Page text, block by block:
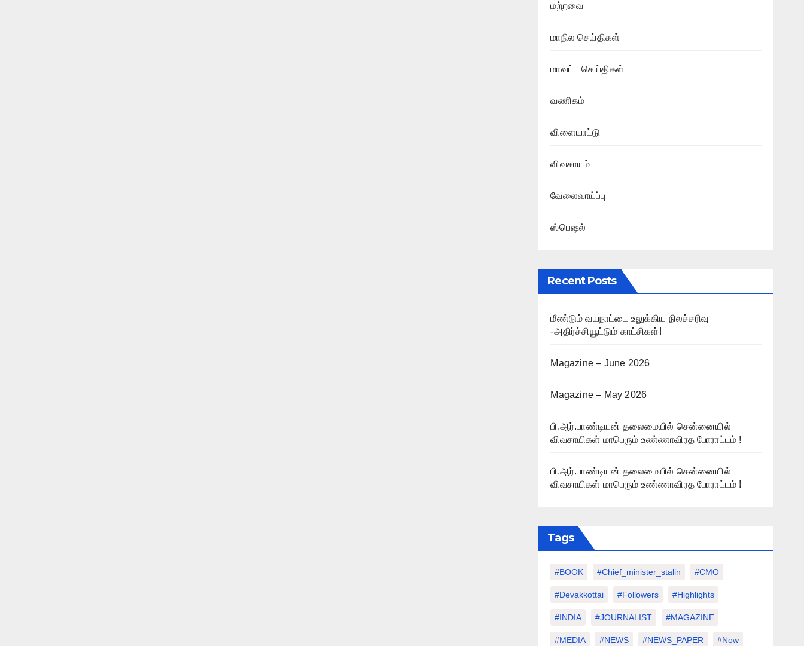
மற்றவை
மாநில செய்திகள்
மாவட்ட செய்திகள்
வணிகம்
விளையாட்டு
விவசாயம்
வேலைவாய்ப்பு
ஸ்பெஷல்
Recent Posts
மீண்டும் வயநாட்டை உலுக்கிய நிலச்சரிவு
-அதிர்ச்சியூட்டும் காட்சிகள்!
Magazine – June 2026
Magazine – May 2026
பி.ஆர்.பாண்டியன் தலைமையில் சென்னையில்
விவசாயிகள் மாபெரும் உண்ணாவிரத போராட்டம் !
பி.ஆர்.பாண்டியன் தலைமையில் சென்னையில்
விவசாயிகள் மாபெரும் உண்ணாவிரத போராட்டம் !
Tags
#BOOK #chief_minister_stalin #CMO
#devakkottai #followers #highlights
#INDIA #JOURNALIST #MAGAZINE
#MEDIA #NEWS #NEWS_PAPER #Now